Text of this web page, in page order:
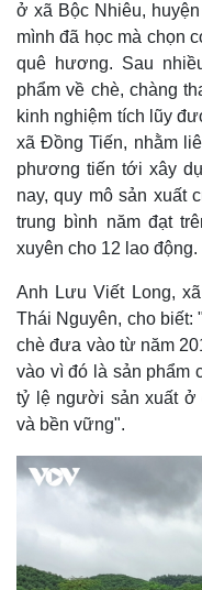
Hồ sơ
ở xã Bộc Nhiêu,
mình đã học mà chọn
quê hương. Sau
phẩm về chè, chàng
kinh nghiệm tích lũy
xã Đồng Tiến, nhằm
phương tiến tới xây
nay, quy mô sản xuất
trung bình năm đạt
xuyên cho 12 lao động.
Anh Lưu Viết Long,
Thái Nguyên, cho biết:
chè đưa vào từ năm
vào vì đó là sản phẩm
tỷ lệ người sản xuất ở
và bền vững".